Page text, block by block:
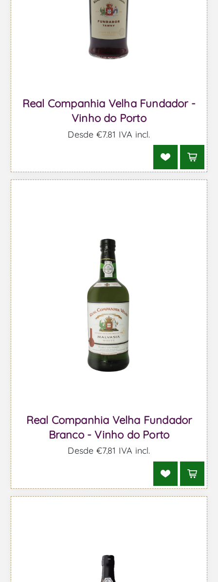
Real Companhia Velha Fundador -
Vinho do Porto
Desde €7,81 IVA incl.
Real Companhia Velha Fundador
Branco - Vinho do Porto
Desde €7,81 IVA incl.